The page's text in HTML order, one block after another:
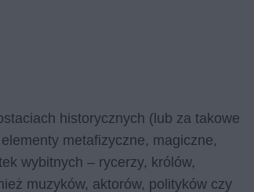
historycznych (lub za takowe
metafizyczne, magiczne,
wybitnych – rycerzy, królów,
muzyków, aktorów, polityków czy